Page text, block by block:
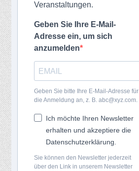
Veranstaltungen.
Geben Sie Ihre E-Mail-
Adresse ein, um sich
anzumelden
Geben Sie bitte Ihre E-Mail-Adresse für
die Anmeldung an, z. B. abc@xyz.com.
Ich möchte Ihren Newsletter
erhalten und akzeptiere die
Datenschutzerklärung.
Sie können den Newsletter jederzeit
über den Link in unserem Newsletter